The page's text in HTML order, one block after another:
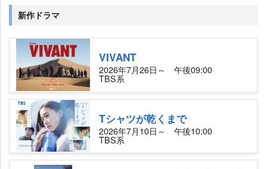
新作ドラマ
VIVANT
2026年7月26日～ 午後09:00
TBS系
Tシャツが乾くまで
2026年7月10日～ 午後10:00
TBS系